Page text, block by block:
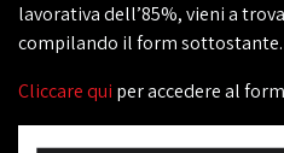
lavorativa dell’85%, vieni a
compilando il form sottostante.
Cliccare qui per accedere al